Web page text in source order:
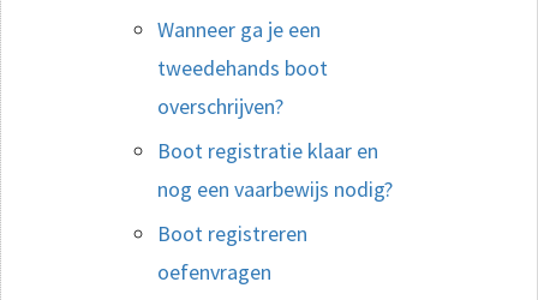
Wanneer ga je een
tweedehands boot
overschrijven?
Boot registratie klaar en
nog een vaarbewijs nodig?
Boot registreren
oefenvragen